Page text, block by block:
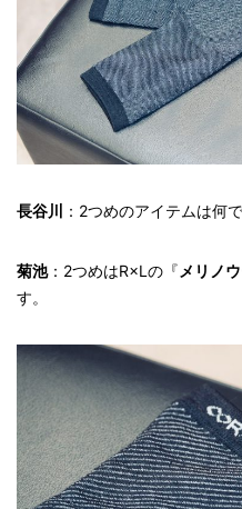
長谷川 ：2つめのアイテムは何
菊池：2つめはR×Lの『 メリノ
す。